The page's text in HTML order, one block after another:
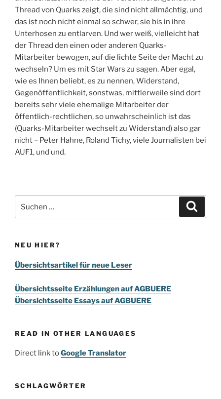
Thread von Quarks zeigt, die sind nicht allmächtig, und
das ist noch nicht einmal so schwer, sie bis in ihre
Unterhosen zu entlarven. Und wer weiß, vielleicht hat
der Thread den einen oder anderen Quarks-
Mitarbeiter bewogen, auf die lichte Seite der Macht zu
wechseln? Um es mit Star Wars zu sagen. Aber egal,
wie es Ihnen beliebt, es zu nennen, Widerstand,
Gegenöffentlichkeit, sonstwas, mittlerweile sind dort
bereits sehr viele ehemalige Mitarbeiter der
öffentlich-rechtlichen, so unwahrscheinlich ist das
(Quarks-Mitarbeiter wechselt zu Widerstand) also gar
nicht – Peter Hahne, Roland Tichy, viele Journalisten bei
AUF1, und und.
nach:
NEU HIER?
Übersichtsartikel für neue Leser
Übersichtsseite Erzählungen auf AGBUERE
Übersichtsseite Essays auf AGBUERE
READ IN OTHER LANGUAGES
Direct link toGoogle Translator
SCHLAGWÖRTER